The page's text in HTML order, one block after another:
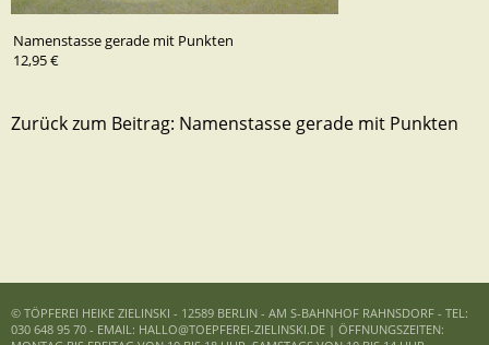
Namenstasse gerade mit Punkten
12,95 €
Zurück zum Beitrag: Namenstasse gerade mit Punkten
© TÖPFEREI HEIKE ZIELINSKI - 12589 BERLIN - AM S-BAHNHOF RAHNSDORF - TEL:
030 648 95 70 - EMAIL: HALLO@TOEPFEREI-ZIELINSKI.DE | ÖFFNUNGSZEITEN: